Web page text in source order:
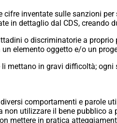
inventate sulle sanzioni
in dettaglio dal CDS, creando
o discriminatorie a proprio
elemento oggetto e/o un
mettano in gravi difficoltà; ogni
comportamenti e parole
utilizzare il bene pubblico
mettere in pratica